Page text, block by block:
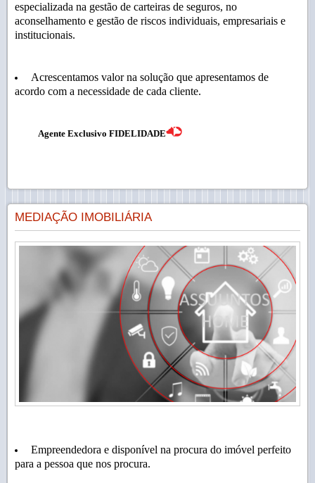
especializada na gestão de carteiras de seguros, no
aconselhamento e gestão de riscos individuais, empresariais e
institucionais.
Acrescentamos valor na solução que apresentamos de
acordo com a necessidade de cada cliente.
Agente Exclusivo FIDELIDADE
MEDIAÇÃO IMOBILIÁRIA
Empreendedora e disponível na procura do imóvel perfeito
para a pessoa que nos procura.